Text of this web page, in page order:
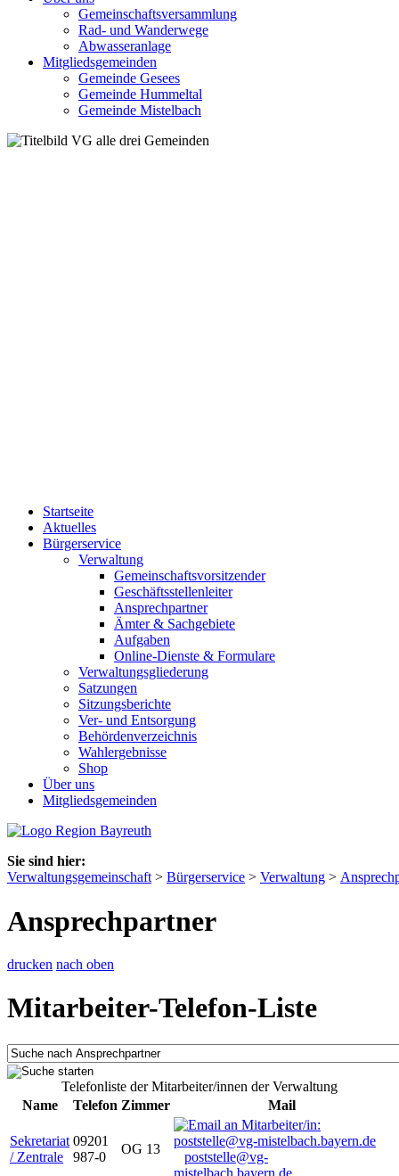
Gemeinschaftsversammlung
Rad- und Wanderwege
Abwasseranlage
Mitgliedsgemeinden
Gemeinde Gesees
Gemeinde Hummeltal
Gemeinde Mistelbach
Startseite
Aktuelles
Bürgerservice
Verwaltung
Gemeinschaftsvorsitzender
Geschäftsstellenleiter
Ansprechpartner
Ämter & Sachgebiete
Aufgaben
Online-Dienste & Formulare
Verwaltungsgliederung
Satzungen
Sitzungsberichte
Ver- und Entsorgung
Behördenverzeichnis
Wahlergebnisse
Shop
Über uns
Mitgliedsgemeinden
Sie sind hier:
Verwaltungsgemeinschaft > Bürgerservice > Verwaltung >
Ansprechpartner
drucken nach oben
Mitarbeiter-Telefon-Liste
Telefonliste der Mitarbeiter/innen der Verwaltung
Name
Telefon Zimmer Mail
Sekretariat
/ Zentrale
09201
987-0
OG 13
poststelle@vg-
mistelbach.bayern.de